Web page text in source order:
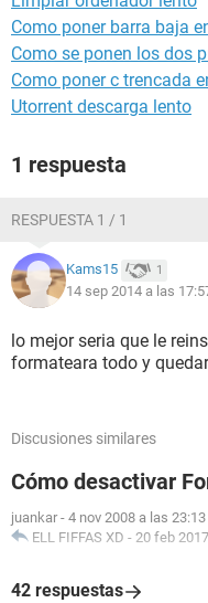
Como poner barra baja
Como se ponen los dos
Como poner c trencada
Utorrent descarga lento
1 respuesta
RESPUESTA 1 / 1
Kams15 1
14 sep 2014 a las
lo mejor seria que le
formateara todo y
Discusiones similares
Cómo desactivar
juankar - 4 nov 2008 a las 23:13
ELL FIFFAS XD - 20 feb
42 respuestas